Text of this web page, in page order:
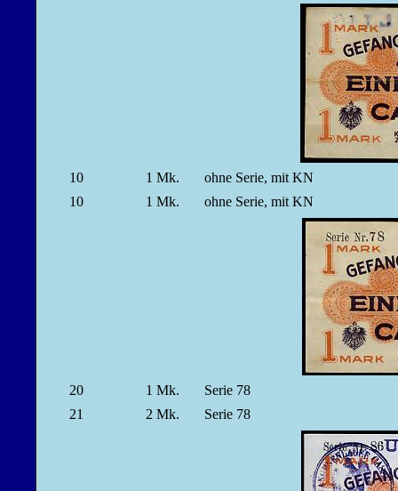
10 1 Mk.
ohne Serie, mit KN
10
1 Mk. ohne Serie, mit KN
20 1 Mk.
Serie 78
21
2 Mk. Serie 78